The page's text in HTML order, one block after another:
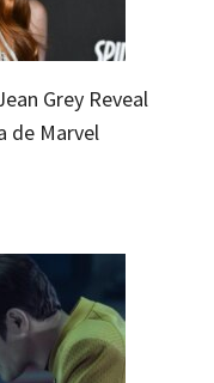
Grey Reveal
de Marvel